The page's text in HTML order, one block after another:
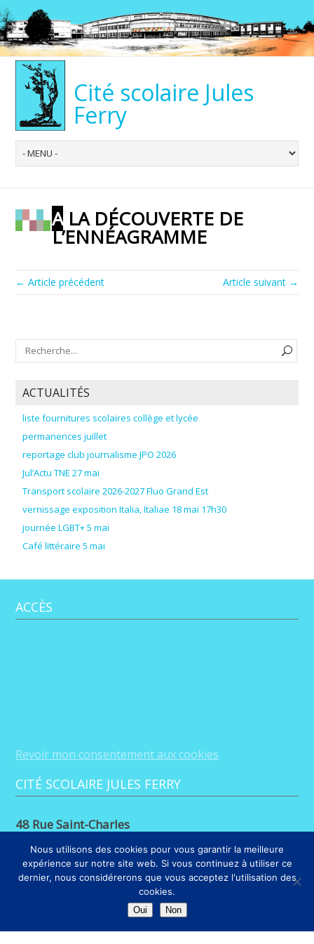
Cité scolaire Jules
Ferry
A LA DÉCOUVERTE DE
L’ENNÉAGRAMME
← Article précédent Article suivant →
ACTUALITÉS
liste fournitures scolaires collège et lycée
permanences juillet
reportage club journalisme JPO 2026
Jul’Actu TNE 27 mai
Transport scolaire 2026-2027 Fluo Grand Est
vernissage exposition Italia, Italiae 18 mai 17h30
journée LGBT+ 5 mai
Café littéraire 5 mai
ACCÈS
Revoir mon consentement aux cookies
CITÉ SCOLAIRE JULES FERRY
48 Rue Saint-Charles
03 29 56 26 68
Nous utilisons des cookies pour vous garantir la meilleure
expérience sur notre site web. Si vous continuez à utiliser ce
dernier, nous considérerons que vous acceptez l'utilisation des
cookies.
Oui Non